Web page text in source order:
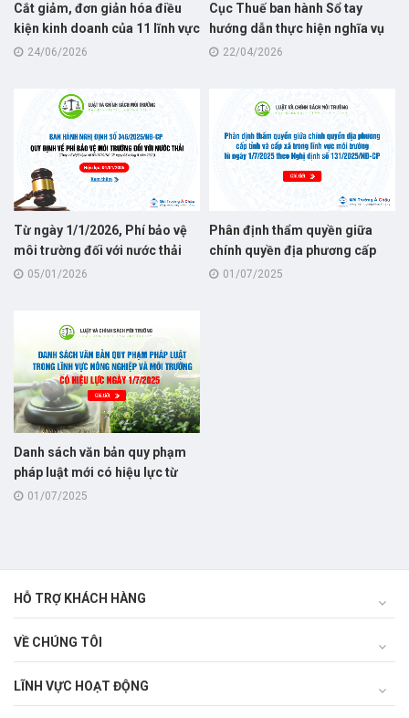
Cắt giảm, đơn giản hóa điều
kiện kinh doanh của 11 lĩnh vực
nông nghiệp và môi trường
24/06/2026
Cục Thuế ban hành Sổ tay
hướng dẫn thực hiện nghĩa vụ
thuế dành cho hộ kinh doanh
22/04/2026
Từ ngày 1/1/2026, Phí bảo vệ
môi trường đối với nước thải
quy định tại Nghị định số
05/01/2026
Phân định thẩm quyền giữa
chính quyền địa phương cấp
tỉnh và cấp xã trong lĩnh vực
01/07/2025
Danh sách văn bản quy phạm
pháp luật mới có hiệu lực từ
1/7/2025 trong lĩnh vực nông
01/07/2025
HỖ TRỢ KHÁCH HÀNG
VỀ CHÚNG TÔI
LĨNH VỰC HOẠT ĐỘNG